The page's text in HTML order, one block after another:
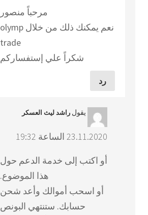
مرحباً منصور
نعم يمكنك ذلك من خلال olymp
trade
شكراً علي إستفساركم
رد
يقول راشد ليث العسكر
23.11.2020 الساعة 19:32
أو اكتب إلى خدمة الدعم حول
هذا الموضوع.
أو اسحب أموالك وأعد شحن
حسابك. ستنتهي البونص